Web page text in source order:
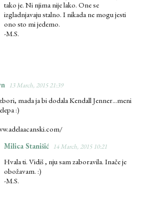
tako je. Ni njima nije lako. One se
izgladnjavaju stalno. I nikada ne mogu jesti
ono sto mi jedemo.
-M.S.
13 March, 2015 21:39
mada ja bi dodala Kendall Jenner...meni
:)
Milica Stanišić 14 March, 2015 10:21
Hvala ti. Vidiš , nju sam zaboravila. Inače je
obožavam. :)
-M.S.